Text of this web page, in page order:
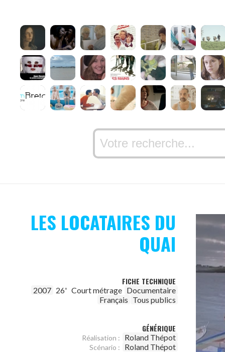
LES LOCATAIRES DU
QUAI
FICHE TECHNIQUE
2007 26' Court métrage Documentaire
Français Tous publics
GÉNÉRIQUE
Réalisation : Roland Thépot
Scénario : Roland Thépot